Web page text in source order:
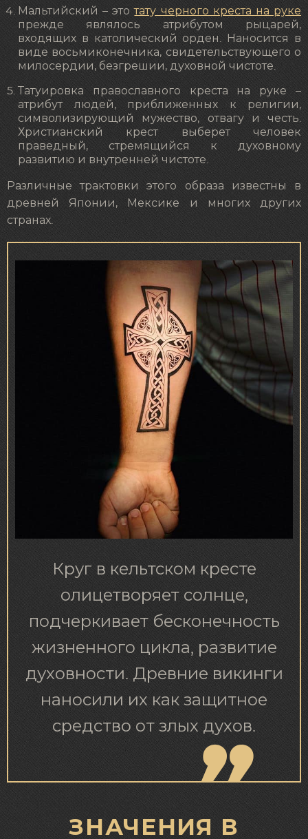
Мальтийский – этотату черного креста на руке
прежде являлось атрибутом рыцарей,
входящих в католический орден. Наносится в
виде восьмиконечника, свидетельствующего о
милосердии, безгрешии, духовной чистоте.
Татуировка православного креста на руке –
атрибут людей, приближенных к религии,
символизирующий мужество, отвагу и честь.
Христианский крест выберет человек
праведный, стремящийся к духовному
развитию и внутренней чистоте.
Различные трактовки этого образа известны в
древней Японии, Мексике и многих других
странах.
Круг в кельтском кресте
олицетворяет солнце,
подчеркивает бесконечность
жизненного цикла, развитие
духовности. Древние викинги
наносили их как защитное
средство от злых духов.
ЗНАЧЕНИЯ В